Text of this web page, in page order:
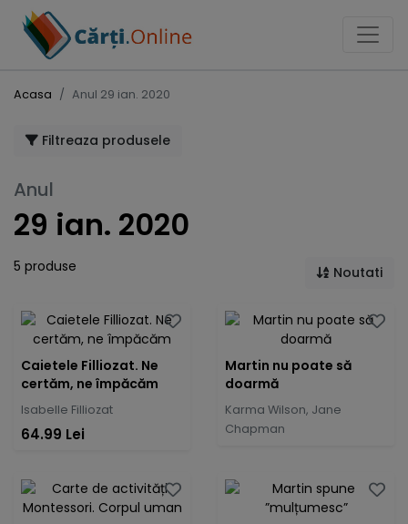
Acasa Anul 29 ian. 2020
Filtreaza produsele
Anul
29 ian. 2020
5 produse Noutati
Caietele Filliozat. Ne
certăm, ne împăcăm
Isabelle Filliozat
64.99 Lei
Martin nu poate să
doarmă
Karma Wilson, Jane
Chapman